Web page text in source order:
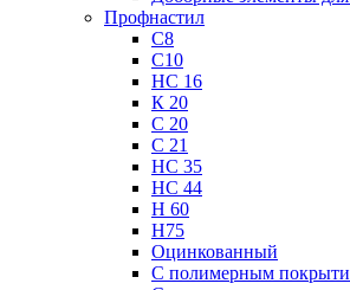
Профнастил
С8
С10
НС 16
К 20
С 20
С 21
НС 35
НС 44
Н 60
Н75
Оцинкованный
С полимерным